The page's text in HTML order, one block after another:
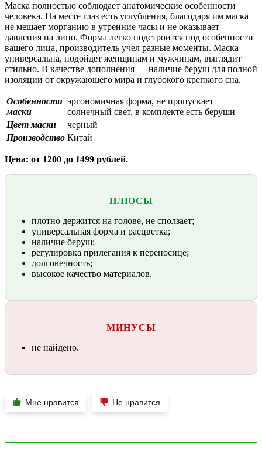
Маска полностью соблюдает анатомические особенности
человека. На месте глаз есть углубления, благодаря им маска
не мешает морганию в утренние часы и не оказывает
давления на лицо. Форма легко подстроится под особенности
вашего лица, производитель учел разные моменты. Маска
универсальна, подойдет женщинам и мужчинам, выглядит
стильно. В качестве дополнения — наличие беруш для полной
изоляции от окружающего мира и глубокого крепкого сна.
Особенности
маски
эргономичная форма, не пропускает
солнечный свет, в комплекте есть беруши
Цвет маски
черный
Производство Китай
Цена: от 1200 до 1499 рублей.
ПЛЮСЫ
плотно держится на голове, не сползает;
универсальная форма и расцветка;
наличие беруш;
регулировка прилегания к переносице;
долговечность;
высокое качество материалов.
МИНУСЫ
не найдено.
Мне нравится Не нравится